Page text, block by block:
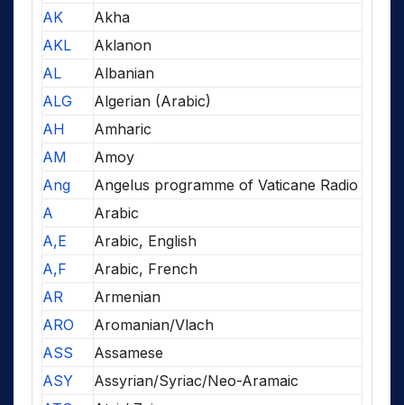
AK
Akha
AKL
Aklanon
AL
Albanian
ALG
Algerian (Arabic)
AH
Amharic
AM
Amoy
Ang
Angelus programme of Vaticane Radio
A
Arabic
A,E
Arabic, English
A,F
Arabic, French
AR
Armenian
ARO
Aromanian/Vlach
ASS
Assamese
ASY
Assyrian/Syriac/Neo-Aramaic